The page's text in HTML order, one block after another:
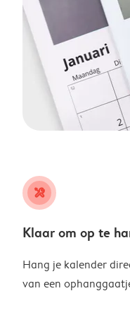
tools
Klaar om op te
Hang je kalender
van een